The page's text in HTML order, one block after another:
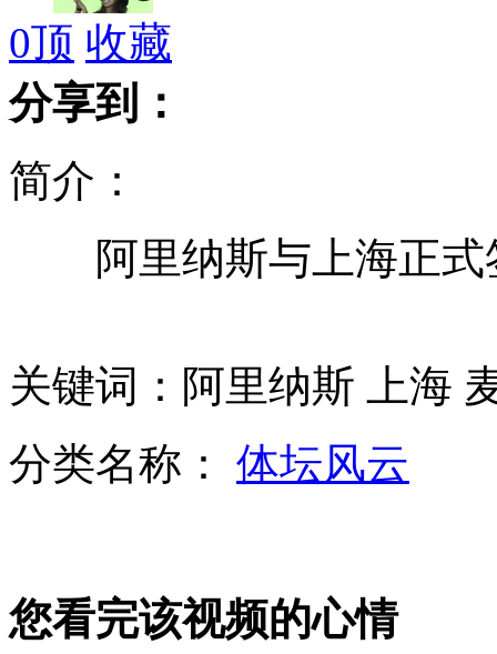
拍客：美国中学生昆明演唱《童年》
17万元公款被出纳妻子当垃圾误烧
车模改走高雅路线 车展拒成"胸展"
看不懂也要读 婴儿翻书读"火星文"
0顶 收藏
分享到：
简介：
阿里纳斯与上海正式
关键词：阿里纳斯 上海
分类名称： 体坛风云
您看完该视频的心情